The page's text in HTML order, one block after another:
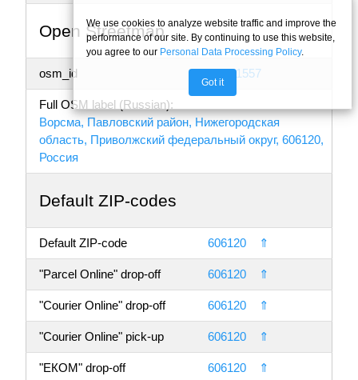
Open Streetmap
osm_id R3381557
Full OSM label (Russian):
Ворсма, Павловский район, Нижегородская
область, Приволжский федеральный округ, 606120,
Россия
Default ZIP-codes
Default ZIP-code 606120 ⇑
"Parcel Online" drop-off 606120 ⇑
"Courier Online" drop-off 606120 ⇑
"Courier Online" pick-up 606120 ⇑
"ЕКОМ" drop-off 606120 ⇑
We use cookies to analyze website traffic and improve the
performance of our site. By continuing to use this website,
you agree to our Personal Data Processing Policy.
Got it